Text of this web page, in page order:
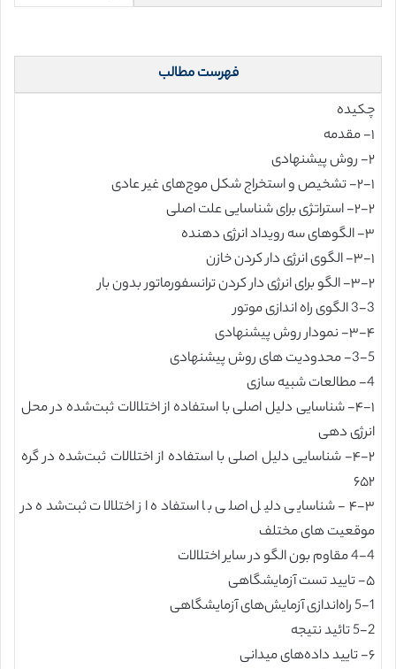
فهرست مطالب
چکیده
۱- مقدمه
۲- روش پیشنهادی
۲-۱- تشخیص و استخراج شکل موج‌های غیر عادی
۲-۲- استراتژی برای شناسایی علت اصلی
۳- الگو‌های سه رویداد انرژی دهنده
۳-۱- الگوی انرژی دار کردن خازن
۳-۲- الگو برای انرژی دار کردن ترانسفورماتور بدون بار
3-3 الگوی راه اندازی موتور
۳-۴- نمودار روش پیشنهادی
3-5- محدودیت های روش پیشنهادی
4- مطالعات شبیه سازی
۴-۱- شناسایی دلیل اصلی با استفاده از اختلالات ثبت‌شده در محل
انرژی دهی
۴-۲- شناسایی دلیل اصلی با استفاده از اختلالات ثبت‌شده در گره
۶۵۲
۴-۳- شناسایی دلیل اصلی با استفاده از اختلالات ثبت‌شده در
موقعیت های مختلف
4-4 مقاوم بون الگو در سایر اختلالات
۵- تایید تست آزمایشگاهی
5-1 راه‌اندازی آزمایش‌های آزمایشگاهی
5-2 تائید نتیجه
۶- تایید داده‌های میدانی